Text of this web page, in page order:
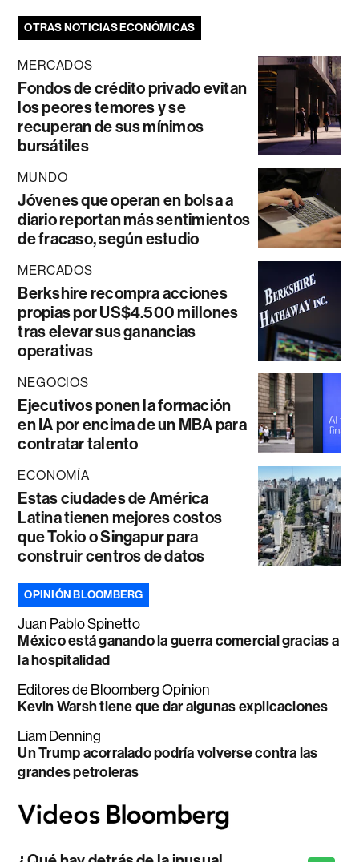
OTRAS NOTICIAS ECONÓMICAS
MERCADOS
Fondos de crédito privado evitan
los peores temores y se
recuperan de sus mínimos
bursátiles
MUNDO
Jóvenes que operan en bolsa a
diario reportan más sentimientos
de fracaso, según estudio
MERCADOS
Berkshire recompra acciones
propias por US$4.500 millones
tras elevar sus ganancias
operativas
NEGOCIOS
Ejecutivos ponen la formación
en IA por encima de un MBA para
contratar talento
ECONOMÍA
Estas ciudades de América
Latina tienen mejores costos
que Tokio o Singapur para
construir centros de datos
OPINIÓN BLOOMBERG
Juan Pablo Spinetto
México está ganando la guerra comercial gracias a
la hospitalidad
Editores de Bloomberg Opinion
Kevin Warsh tiene que dar algunas explicaciones
Liam Denning
Un Trump acorralado podría volverse contra las
grandes petroleras